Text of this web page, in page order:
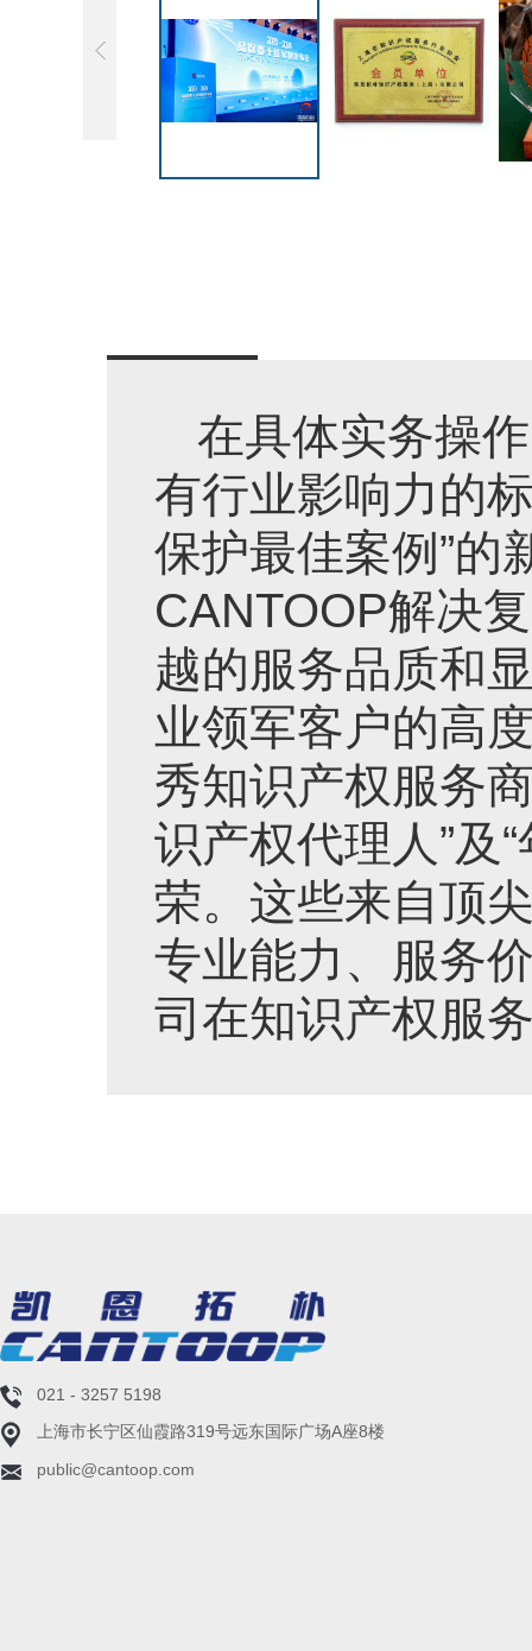
在具体实务操
有行业影响力的
保护最佳案例”的
CANTOOP解决
越的服务品质和
业领军客户的高
秀知识产权服务
识产权代理人”及
荣。这些来自顶
专业能力、服务
司在知识产权服
021 - 3257 5198
上海市长宁区仙霞路319号远东国际广场A座8楼
public@cantoop.com